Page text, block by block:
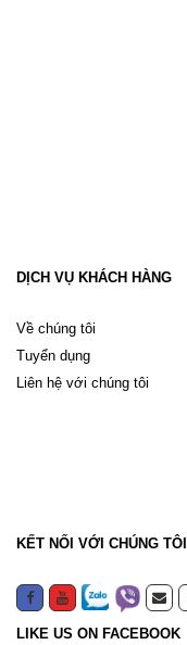
DỊCH VỤ KHÁCH HÀNG
Về chúng tôi
Tuyển dụng
Liên hệ với chúng tôi
KẾT NỐI VỚI CHÚNG TÔI
LIKE US ON FACEBOOK